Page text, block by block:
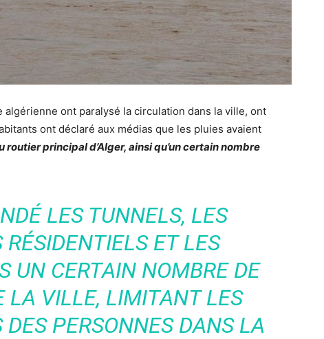
ont paralysé la circulation dans la ville, ont
ont déclaré aux médias que les pluies avaient
routier principal d’Alger, ainsi qu’un certain nombre
LES TUNNELS, LES
ET LES
UN CERTAIN NOMBRE DE
LA VILLE, LIMITANT LES
PERSONNES DANS LA